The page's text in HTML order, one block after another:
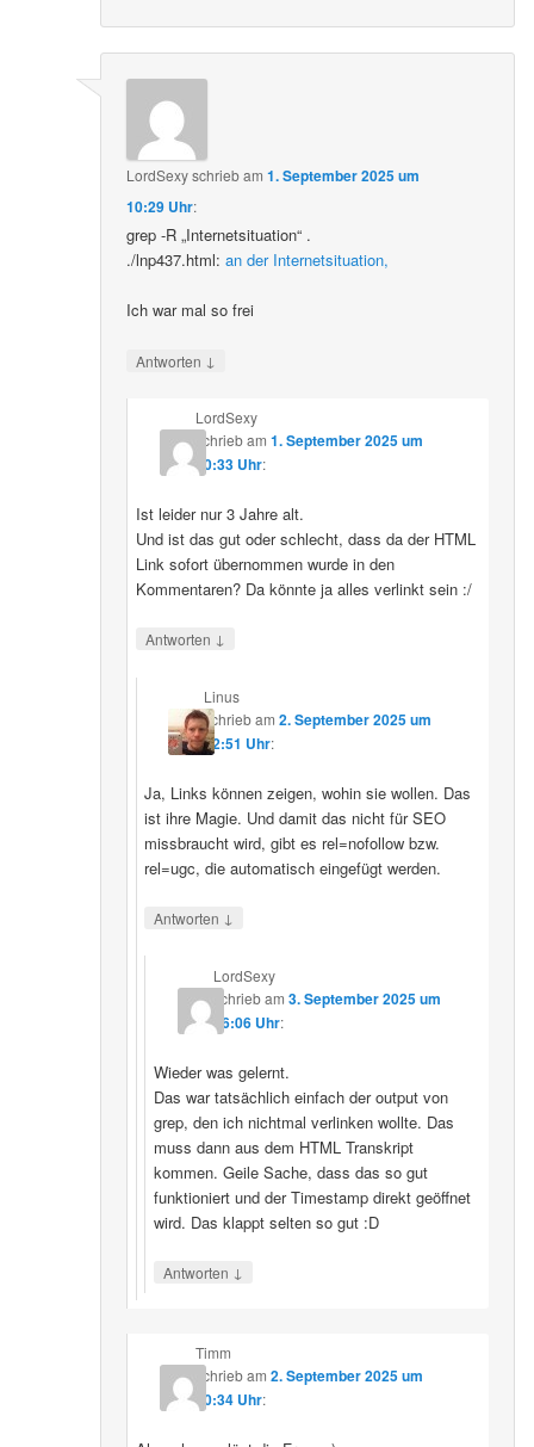
LordSexyschriebam1. September 2025 um
10:29 Uhr:
grep -R „Internetsituation“ .
./lnp437.html:an der Internetsituation,
Ich war mal so frei
Antworten ↓
LordSexy
schriebam 1. September 2025 um
10:33 Uhr:
Ist leider nur 3 Jahre alt.
Und ist das gut oder schlecht, dass da der HTML
Link sofort übernommen wurde in den
Kommentaren? Da könnte ja alles verlinkt sein :/
Antworten ↓
Linus
schriebam2. September 2025 um
12:51 Uhr:
Ja, Links können zeigen, wohin sie wollen. Das
ist ihre Magie. Und damit das nicht für SEO
missbraucht wird, gibt es rel=nofollow bzw.
rel=ugc, die automatisch eingefügt werden.
Antworten ↓
LordSexy
schriebam 3. September 2025 um
16:06 Uhr:
Wieder was gelernt.
Das war tatsächlich einfach der output von
grep, den ich nichtmal verlinken wollte. Das
muss dann aus dem HTML Transkript
kommen. Geile Sache, dass das so gut
funktioniert und der Timestamp direkt geöffnet
wird. Das klappt selten so gut :D
Antworten ↓
Timm
schriebam 2. September 2025 um
10:34 Uhr: